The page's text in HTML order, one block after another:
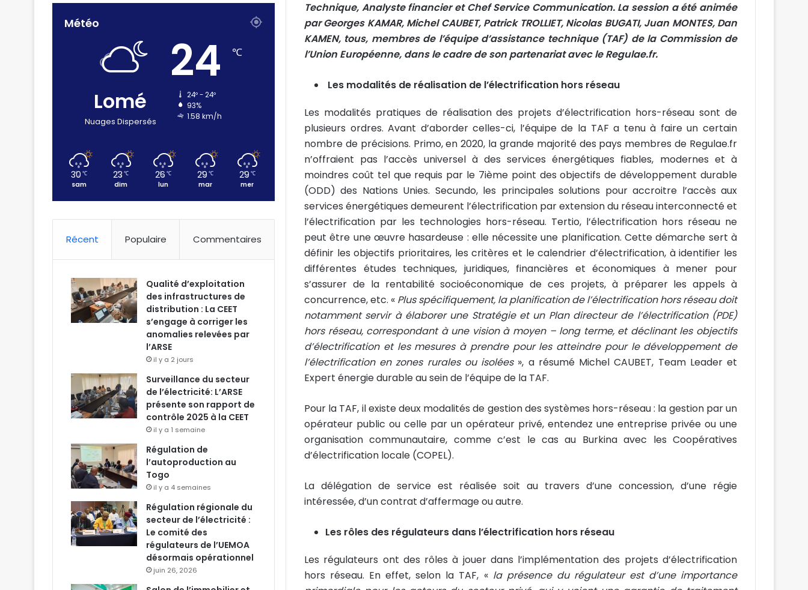
Technique, Analyste financier et Chef Service Communication. La session a été animée
par Georges KAMAR, Michel CAUBET, Patrick TROLLIET, Nicolas BUGATI, Juan MONTES, Dan
KAMEN, tous, membres de l’équipe d’assistance technique (TAF) de la Commission de
l’Union Européenne, dans le cadre de son partenariat avec le Regulae.fr.
Les modalités de réalisation de l’électrification hors réseau
Les modalités pratiques de réalisation des projets d’électrification hors-réseau sont de
plusieurs ordres. Avant d’aborder celles-ci, l’équipe de la TAF a tenu à faire un certain
nombre de précisions. Primo, en 2020, la grande majorité des pays membres de Regulae.fr
n’offraient pas l’accès universel à des services énergétiques fiables, modernes et à
moindres coût tel que requis par le 7ième point des objectifs de développement durable
(ODD) des Nations Unies. Secundo, les principales solutions pour accroitre l’accès aux
services énergétiques demeurent l’électrification par extension du réseau interconnecté et
l’électrification par les technologies hors-réseau. Tertio, l’électrification hors réseau ne
peut être une œuvre hasardeuse : elle nécessite une planification. Cette démarche sert à
définir les objectifs prioritaires, les critères et le calendrier d’électrification, à identifier les
différentes études techniques, juridiques, financières et économiques à mener pour
s’assurer de la rentabilité socioéconomique de ces projets, à préparer les appels à
concurrence, etc. « Plus spécifiquement, la planification de l’électrification hors réseau doit
notamment servir à élaborer une Stratégie et un Plan directeur de l’électrification (PDE)
hors réseau, correspondant à une vision à moyen – long terme, et déclinant les objectifs
d’électrification et les mesures à prendre pour les atteindre pour le développement de
l’électrification en zones rurales ou isolées », a résumé Michel CAUBET, Team Leader et
Expert énergie durable au sein de l’équipe de la TAF.
Pour la TAF, il existe deux modalités de gestion des systèmes hors-réseau : la gestion par un
opérateur public ou celle par un opérateur privé, entendez une entreprise privée ou une
organisation communautaire, comme c’est le cas au Burkina avec les Coopératives
d’électrification locale (COPEL).
La délégation de service est réalisée soit au travers d’une concession, d’une régie
intéressée, d’un contrat d’affermage ou autre.
Les rôles des régulateurs dans l’électrification hors réseau
Les régulateurs ont des rôles à jouer dans l’implémentation des projets d’électrification
hors réseau. En effet, selon la TAF, « la présence du régulateur est d’une importance
Météo
Lomé
Nuages Dispersés
24 ℃
24º - 24º
93%
1.58 km/h
30 ℃
sam
23 ℃
dim
26 ℃
lun
29 ℃
mar
29 ℃
mer
Récent Populaire Commentaires
Qualité d’exploitation
des infrastructures de
distribution : La CEET
s’engage à corriger les
anomalies relevées par
l’ARSE
il y a 2 jours
Surveillance du secteur
de l’électricité: L’ARSE
présente son rapport de
contrôle 2025 à la CEET
il y a 1 semaine
Régulation de
l’autoproduction au
Togo
il y a 4 semaines
Régulation régionale du
secteur de l’électricité :
Le comité des
régulateurs de l’UEMOA
désormais opérationnel
juin 26, 2026